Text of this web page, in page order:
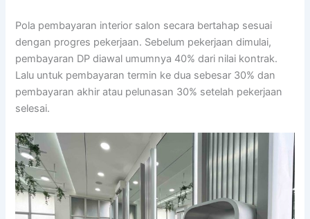
Pola pembayaran interior salon secara bertahap sesuai
dengan progres pekerjaan. Sebelum pekerjaan dimulai,
pembayaran DP diawal umumnya 40% dari nilai kontrak.
Lalu untuk pembayaran termin ke dua sebesar 30% dan
pembayaran akhir atau pelunasan 30% setelah pekerjaan
selesai.